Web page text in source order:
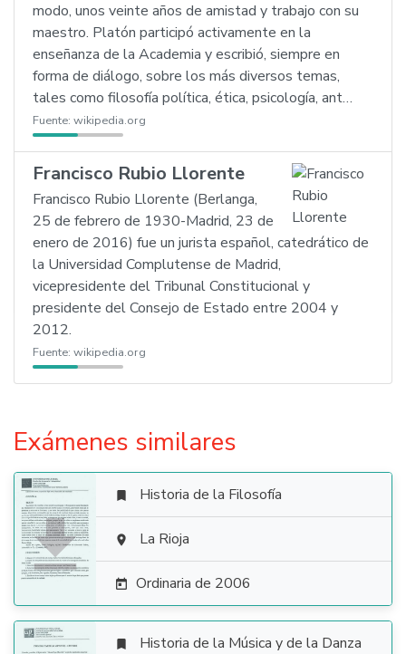
modo, unos veinte años de amistad y trabajo con su
maestro. Platón participó activamente en la
enseñanza de la Academia y escribió, siempre en
forma de diálogo, sobre los más diversos temas,
tales como filosofía política, ética, psicología, ant…
Fuente: wikipedia.org
Francisco Rubio Llorente
Francisco Rubio Llorente (Berlanga,
25 de febrero de 1930-Madrid, 23 de
enero de 2016) fue un jurista español, catedrático de
la Universidad Complutense de Madrid,
vicepresidente del Tribunal Constitucional y
presidente del Consejo de Estado entre 2004 y
2012.
Fuente: wikipedia.org
Exámenes similares

 Historia de la Filosofía
 La Rioja
 Ordinaria de 2006
 Historia de la Música y de la Danza